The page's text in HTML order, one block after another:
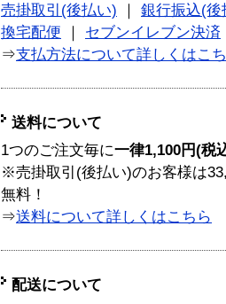
売掛取引(後払い) ｜ 銀行振込(後
換宅配便 ｜ セブンイレブン決済
⇒支払方法について詳しくはこ
送料について
1つのご注文毎に一律1,100円(税
※売掛取引(後払い)のお客様は
無料！
⇒送料について詳しくはこちら
配送について